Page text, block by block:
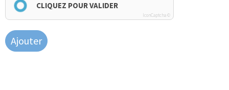
CLIQUEZ POUR VALIDER
IconCaptcha ©
Ajouter